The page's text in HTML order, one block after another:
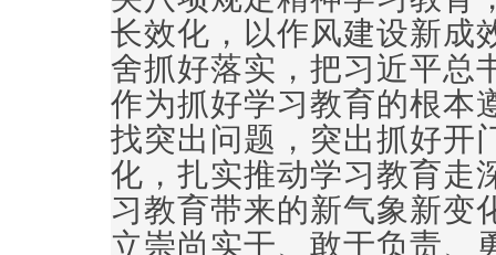
长效化，以作风建设新成
舍抓好落实，把习近平总
作为抓好学习教育的根本
找突出问题，突出抓好开
化，扎实推动学习教育走
习教育带来的新气象新变
立崇尚实干、敢于负责、